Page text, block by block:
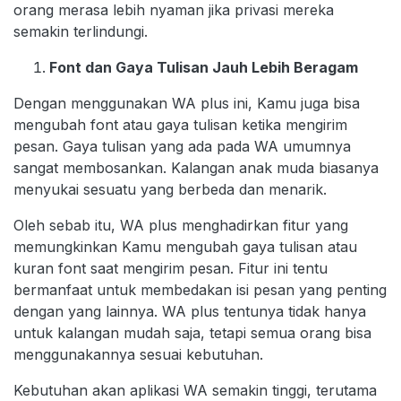
orang merasa lebih nyaman jika privasi mereka
semakin terlindungi.
Font dan Gaya Tulisan Jauh Lebih Beragam
Dengan menggunakan WA plus ini, Kamu juga bisa
mengubah font atau gaya tulisan ketika mengirim
pesan. Gaya tulisan yang ada pada WA umumnya
sangat membosankan. Kalangan anak muda biasanya
menyukai sesuatu yang berbeda dan menarik.
Oleh sebab itu, WA plus menghadirkan fitur yang
memungkinkan Kamu mengubah gaya tulisan atau
kuran font saat mengirim pesan. Fitur ini tentu
bermanfaat untuk membedakan isi pesan yang penting
dengan yang lainnya. WA plus tentunya tidak hanya
untuk kalangan mudah saja, tetapi semua orang bisa
menggunakannya sesuai kebutuhan.
Kebutuhan akan aplikasi WA semakin tinggi, terutama